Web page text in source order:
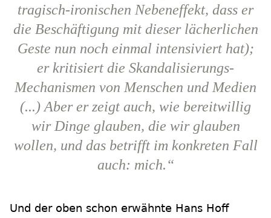
tragisch-ironischen Nebeneffekt, dass er
die Beschäftigung mit dieser lächerlichen
Geste nun noch einmal intensiviert hat);
er kritisiert die Skandalisierungs-
Mechanismen von Menschen und Medien
(...) Aber er zeigt auch, wie bereitwillig
wir Dinge glauben, die wir glauben
wollen, und das betrifft im konkreten Fall
auch: mich.“
Und der oben schon erwähnte Hans Hoff